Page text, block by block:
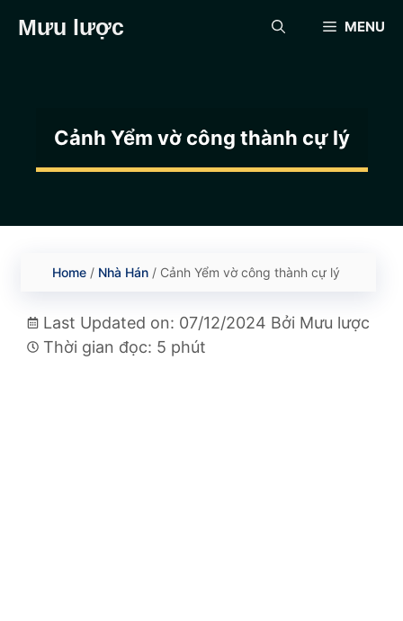
đếnMưu lược MENU
Cảnh Yểm vờ công thành cự lý
Home / Nhà Hán / Cảnh Yểm vờ công thành cự lý
Last Updated on: 07/12/2024 Bởi Mưu lược
Thời gian đọc: 5 phút